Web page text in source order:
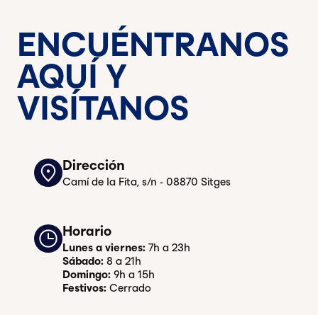
ENCUÉNTRANOS
AQUÍ Y
VISÍTANOS
Dirección
Camí de la Fita, s/n - 08870 Sitges
Horario
Lunes a viernes: 7h a 23h
Sábado: 8 a 21h
Domingo: 9h a 15h
Festivos: Cerrado